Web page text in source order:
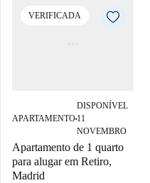
VERIFICADA
APARTAMENTO■
DISPONÍVEL
11
NOVEMBRO
Apartamento de 1 quarto
para alugar em Retiro,
Madrid